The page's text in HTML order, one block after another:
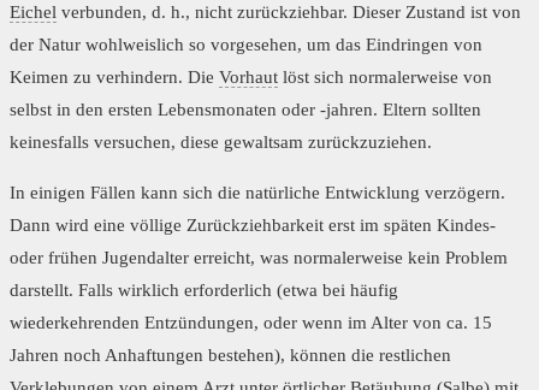
Eichel verbunden, d. h., nicht zurückziehbar. Dieser Zustand ist von
der Natur wohlweislich so vorgesehen, um das Eindringen von
Keimen zu verhindern. Die Vorhaut löst sich normalerweise von
selbst in den ersten Lebensmonaten oder -jahren. Eltern sollten
keinesfalls versuchen, diese gewaltsam zurückzuziehen.
In einigen Fällen kann sich die natürliche Entwicklung verzögern.
Dann wird eine völlige Zurückziehbarkeit erst im späten Kindes-
oder frühen Jugendalter erreicht, was normalerweise kein Problem
darstellt. Falls wirklich erforderlich (etwa bei häufig
wiederkehrenden Entzündungen, oder wenn im Alter von ca. 15
Jahren noch Anhaftungen bestehen), können die restlichen